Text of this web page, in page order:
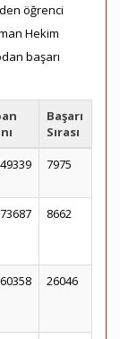
öğrenci
Hekim
başarı
Başarı
Sırası
7975
8662
26046